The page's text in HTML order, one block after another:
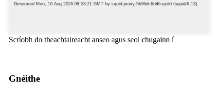
Scríobh do theachtaireacht anseo agus seol chugainn í
Gnéithe